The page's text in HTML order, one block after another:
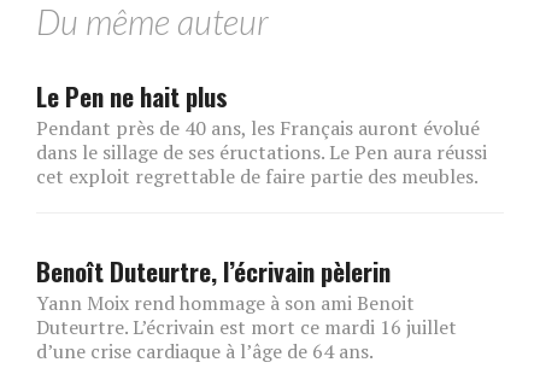
Du même auteur
Le Pen ne hait plus
Pendant près de 40 ans, les Français auront évolué
dans le sillage de ses éructations. Le Pen aura réussi
cet exploit regrettable de faire partie des meubles.
Benoît Duteurtre, l’écrivain pèlerin
Yann Moix rend hommage à son ami Benoit
Duteurtre. L’écrivain est mort ce mardi 16 juillet
d’une crise cardiaque à l’âge de 64 ans.